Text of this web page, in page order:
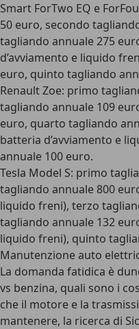
Smart ForTwo EQ e
50 euro, secondo
tagliando annuale 275
d’avviamento e liquido
euro, quinto tagliando
Renault Zoe: primo
tagliando annuale 109
euro, quarto tagliando
batteria d’avviamento e
annuale 100 euro.
Tesla Model S: primo
tagliando annuale 800
liquido freni), terzo
tagliando annuale 132
liquido freni), quinto
Manutenzione auto
La domanda fatidica è
vs benzina, quali sono i
che il motore e la
mantenere, la ricerca di